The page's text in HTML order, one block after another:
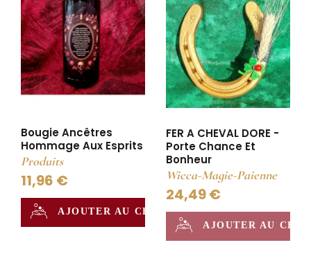
Bougie Ancêtres
Hommage Aux Esprits
Produits
11,96 €
AJOUTER AU CHAUDRON
FER A CHEVAL DORE -
Porte Chance Et
Bonheur
Wicca-Magie-Paienne
24,49 €
AJOUTER AU